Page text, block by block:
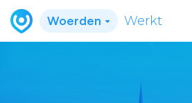
Woerden Werkt